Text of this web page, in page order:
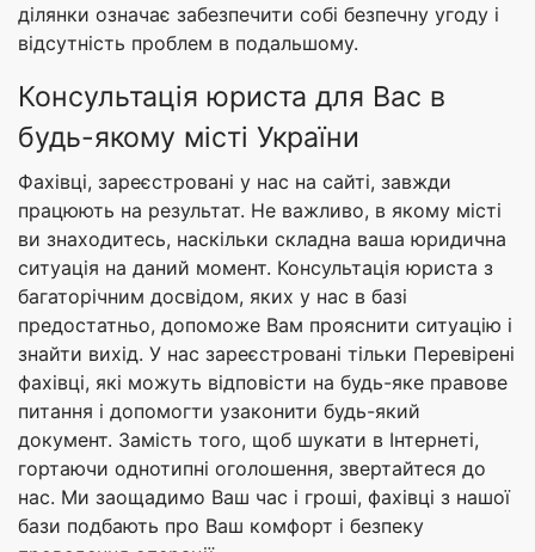
ділянки означає забезпечити собі безпечну угоду і
відсутність проблем в подальшому.
Консультація юриста для Вас в
будь-якому місті України
Фахівці, зареєстровані у нас на сайті, завжди
працюють на результат. Не важливо, в якому місті
ви знаходитесь, наскільки складна ваша юридична
ситуація на даний момент. Консультація юриста з
багаторічним досвідом, яких у нас в базі
предостатньо, допоможе Вам прояснити ситуацію і
знайти вихід. У нас зареєстровані тільки Перевірені
фахівці, які можуть відповісти на будь-яке правове
питання і допомогти узаконити будь-який
документ. Замість того, щоб шукати в Інтернеті,
гортаючи однотипні оголошення, звертайтеся до
нас. Ми заощадимо Ваш час і гроші, фахівці з нашої
бази подбають про Ваш комфорт і безпеку